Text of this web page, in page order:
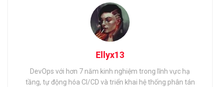
Ellyx13
DevOps với hơn 7 năm kinh nghiệm trong lĩnh vực hạ
tầng, tự động hóa CI/CD và triển khai hệ thống phân tán